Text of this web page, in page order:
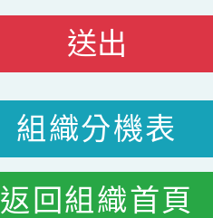
送出
組織分機表
返回組織首頁